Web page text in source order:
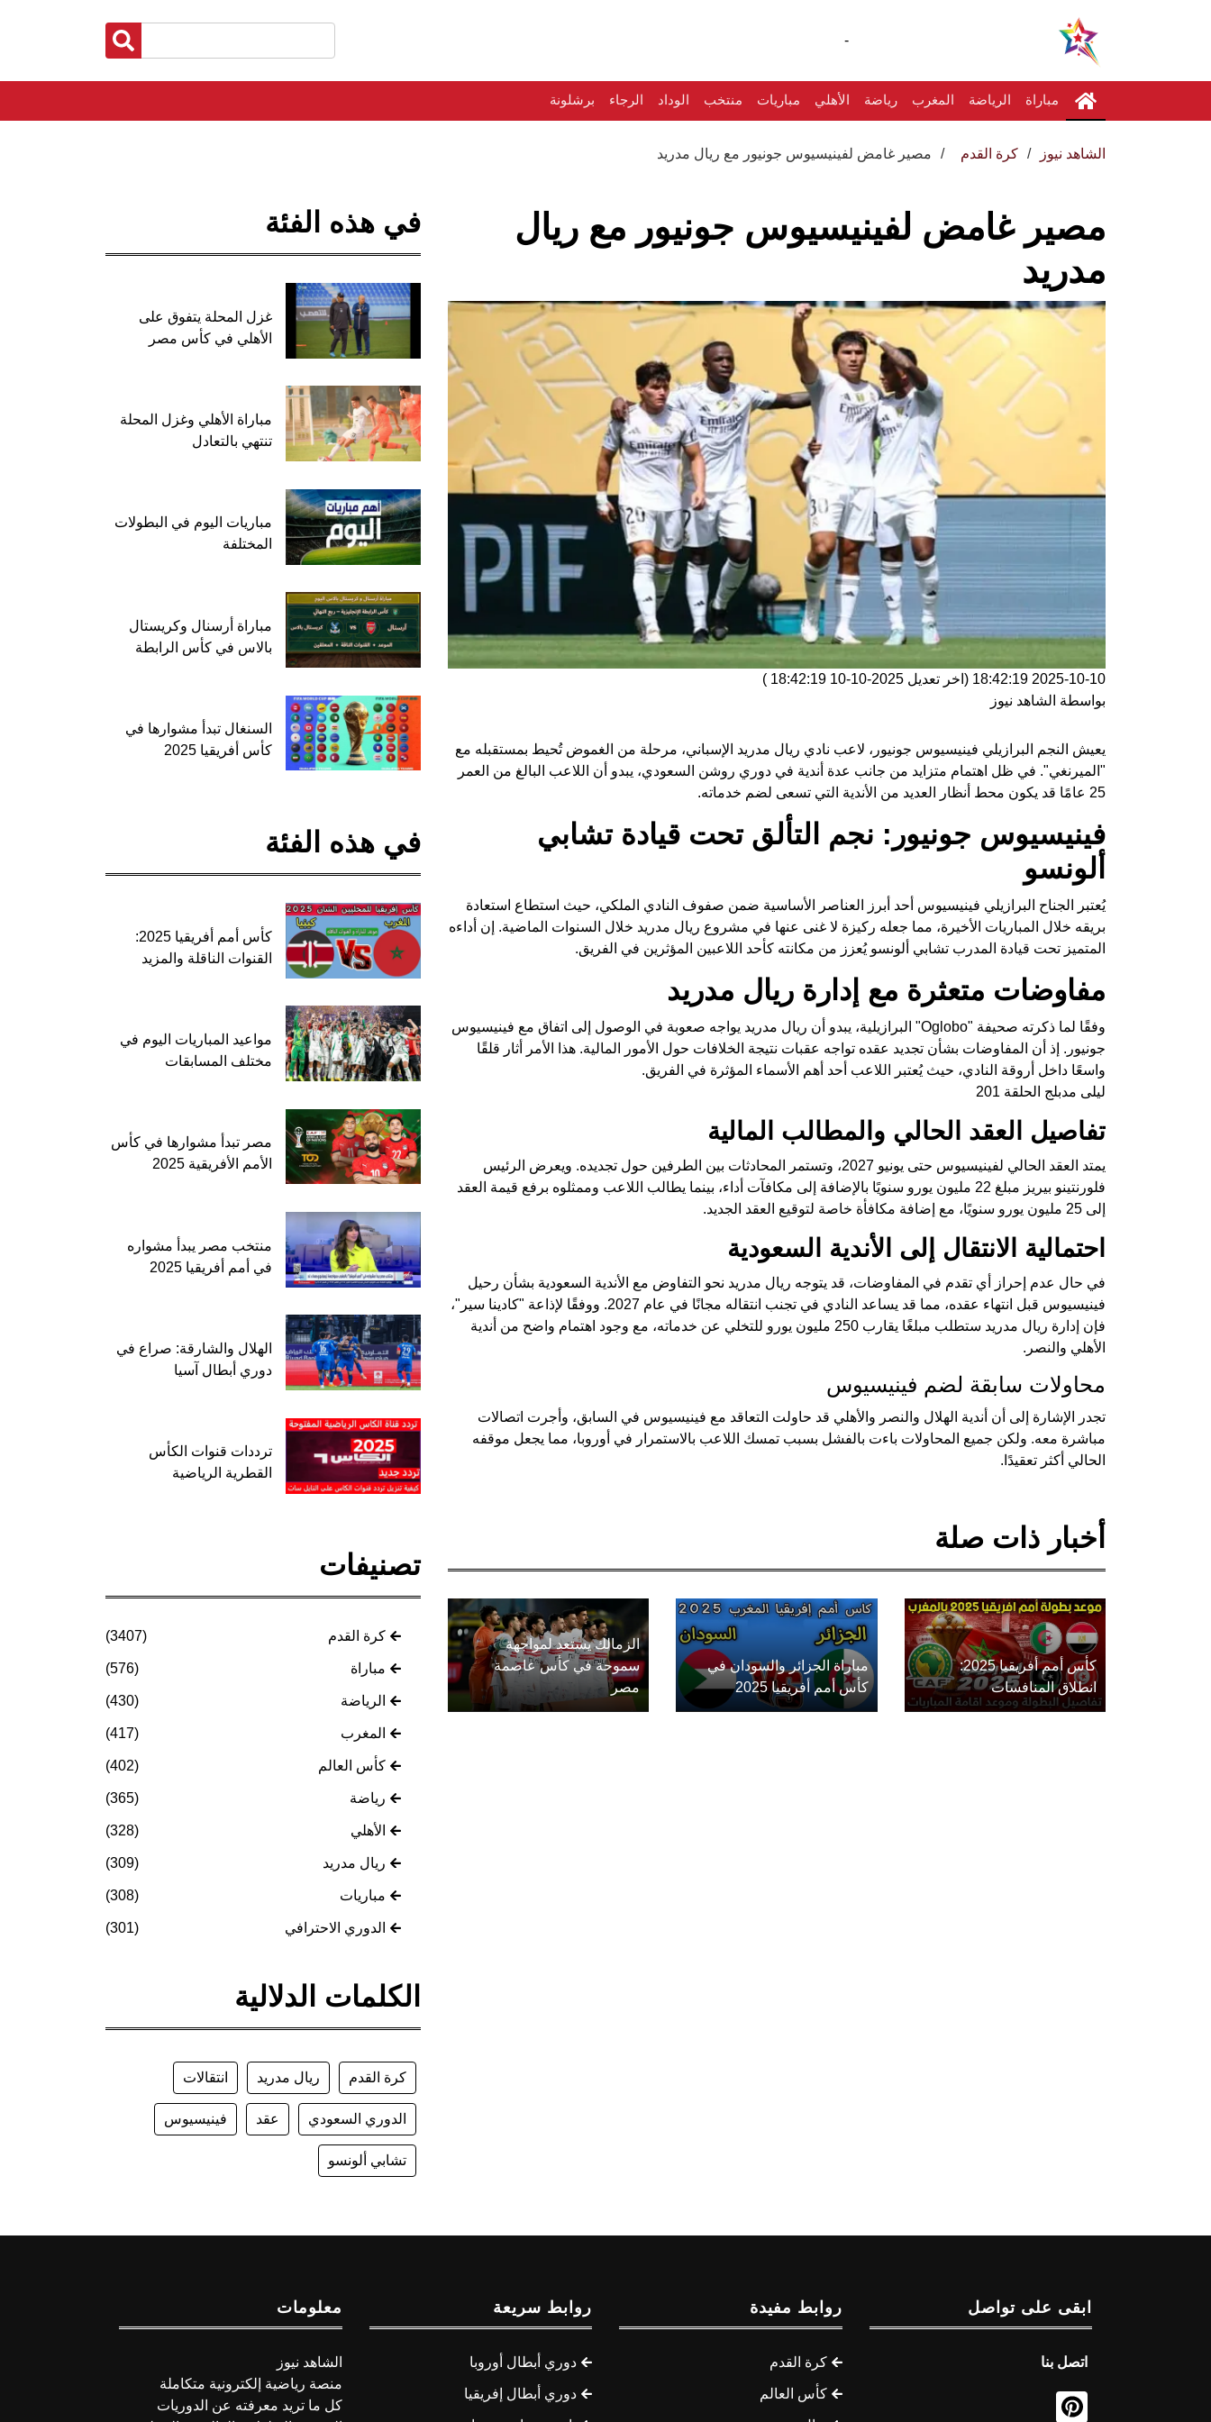
-
مباراة الرياضة المغرب رياضة الأهلي مباريات منتخب الوداد الرجاء برشلونة
الشاهد نيوز كرة القدم مصير غامض لفينيسيوس جونيور مع ريال مدريد
مصير غامض لفينيسيوس جونيور مع ريال
مدريد
2025-10-10 18:42:19 (اخر تعديل 2025-10-10 18:42:19
)
بواسطة الشاهد نيوز
يعيش النجم البرازيلي فينيسيوس جونيور، لاعب نادي ريال مدريد الإسباني، مرحلة من الغموض تُحيط بمستقبله مع
"الميرنغي". في ظل اهتمام متزايد من جانب عدة أندية في دوري روشن السعودي، يبدو أن اللاعب البالغ من العمر
25 عامًا قد يكون محط أنظار العديد من الأندية التي تسعى لضم خدماته.
فينيسيوس جونيور: نجم التألق تحت قيادة تشابي
ألونسو
يُعتبر الجناح البرازيلي فينيسيوس أحد أبرز العناصر الأساسية ضمن صفوف النادي الملكي، حيث استطاع استعادة
بريقه خلال المباريات الأخيرة، مما جعله ركيزة لا غنى عنها في مشروع ريال مدريد خلال السنوات الماضية. إن أداءه
المتميز تحت قيادة المدرب تشابي ألونسو يُعزز من مكانته كأحد اللاعبين المؤثرين في الفريق.
مفاوضات متعثرة مع إدارة ريال مدريد
وفقًا لما ذكرته صحيفة "Oglobo" البرازيلية، يبدو أن ريال مدريد يواجه صعوبة في الوصول إلى اتفاق مع فينيسيوس
جونيور. إذ أن المفاوضات بشأن تجديد عقده تواجه عقبات نتيجة الخلافات حول الأمور المالية. هذا الأمر أثار قلقًا
واسعًا داخل أروقة النادي، حيث يُعتبر اللاعب أحد أهم الأسماء المؤثرة في الفريق.
ليلى مدبلج الحلقة 201
تفاصيل العقد الحالي والمطالب المالية
يمتد العقد الحالي لفينيسيوس حتى يونيو 2027، وتستمر المحادثات بين الطرفين حول تجديده. ويعرض الرئيس
فلورنتينو بيريز مبلغ 22 مليون يورو سنويًا بالإضافة إلى مكافآت أداء، بينما يطالب اللاعب وممثلوه برفع قيمة العقد
إلى 25 مليون يورو سنويًا، مع إضافة مكافأة خاصة لتوقيع العقد الجديد.
احتمالية الانتقال إلى الأندية السعودية
في حال عدم إحراز أي تقدم في المفاوضات، قد يتوجه ريال مدريد نحو التفاوض مع الأندية السعودية بشأن رحيل
فينيسيوس قبل انتهاء عقده، مما قد يساعد النادي في تجنب انتقاله مجانًا في عام 2027. ووفقًا لإذاعة "كادينا سير"،
فإن إدارة ريال مدريد ستطلب مبلغًا يقارب 250 مليون يورو للتخلي عن خدماته، مع وجود اهتمام واضح من أندية
الأهلي والنصر.
محاولات سابقة لضم فينيسيوس
تجدر الإشارة إلى أن أندية الهلال والنصر والأهلي قد حاولت التعاقد مع فينيسيوس في السابق، وأجرت اتصالات
مباشرة معه. ولكن جميع المحاولات باءت بالفشل بسبب تمسك اللاعب بالاستمرار في أوروبا، مما يجعل موقفه
الحالي أكثر تعقيدًا.
أخبار ذات صلة
كأس أمم أفريقيا 2025:
انطلاق المنافسات
مباراة الجزائر والسودان في
كأس أمم أفريقيا 2025
الزمالك يستعد لمواجهة
سموحة في كأس عاصمة
مصر
في هذه الفئة
غزل المحلة يتفوق على
الأهلي في كأس مصر
مباراة الأهلي وغزل المحلة
تنتهي بالتعادل
مباريات اليوم في البطولات
المختلفة
مباراة أرسنال وكريستال
بالاس في كأس الرابطة
السنغال تبدأ مشوارها في
كأس أفريقيا 2025
في هذه الفئة
كأس أمم أفريقيا 2025:
القنوات الناقلة والمزيد
مواعيد المباريات اليوم في
مختلف المسابقات
مصر تبدأ مشوارها في كأس
الأمم الأفريقية 2025
منتخب مصر يبدأ مشواره
في أمم أفريقيا 2025
الهلال والشارقة: صراع في
دوري أبطال آسيا
ترددات قنوات الكأس
القطرية الرياضية
تصنيفات
كرة القدم (3407)
مباراة (576)
الرياضة (430)
المغرب (417)
كأس العالم (402)
رياضة (365)
الأهلي (328)
ريال مدريد (309)
مباريات (308)
الدوري الاحترافي (301)
الكلمات الدلالية
كرة القدم ريال مدريد انتقالات
الدوري السعودي عقد فينيسيوس
تشابي ألونسو
ابقى على تواصل
اتصل بنا
روابط مفيدة
كرة القدم
كأس العالم
روابط سريعة
دوري أبطال أوروبا
دوري أبطال إفريقيا
معلومات
الشاهد نيوز
منصة رياضية إلكترونية متكاملة
كل ما تريد معرفته عن الدوريات